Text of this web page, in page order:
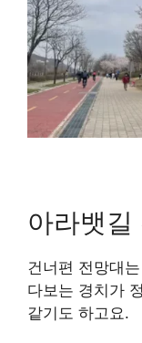
아라뱃길
건너편 전망대
다보는 경치가
같기도 하고요.